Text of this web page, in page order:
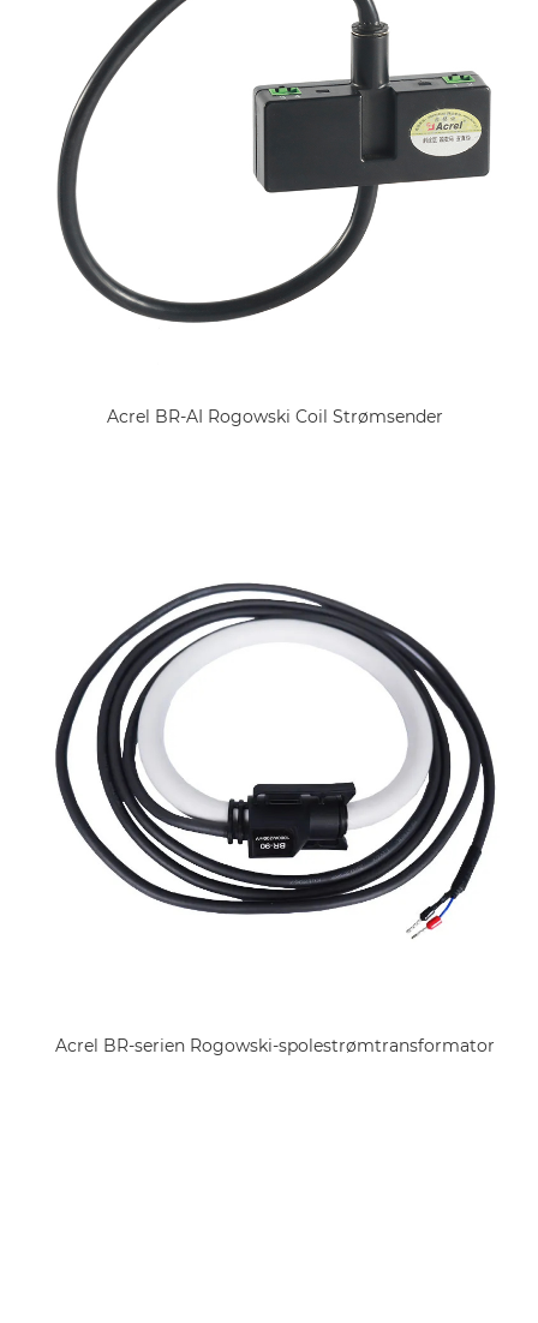
Acrel BR-AI Rogowski Coil Strømsender
Acrel BR-serien Rogowski-spolestrømtransformator